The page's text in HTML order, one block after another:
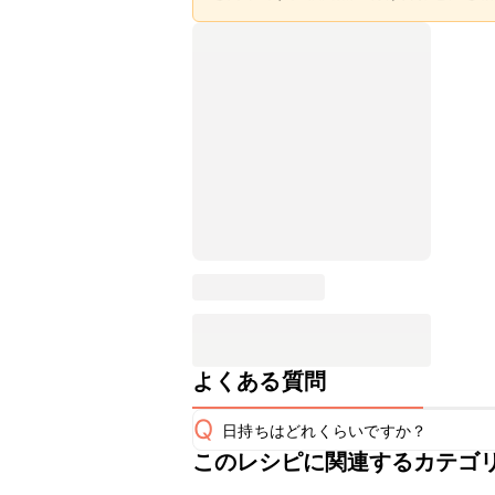
よくある質問
Q 日持ちはどれくらいですか？
保存期間は冷蔵で翌日中が目安です
このレシピに関連するカテゴ